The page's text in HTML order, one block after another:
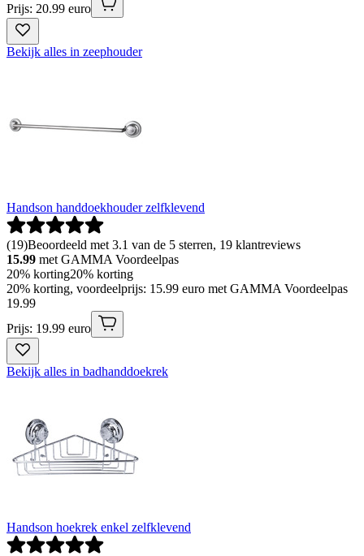
Prijs: 20.99 euro
Bekijk alles in zeephouder
Handson handdoekhouder zelfklevend
(19)Beoordeeld met 3.1 van de 5 sterren, 19 klantreviews
15.99 met GAMMA Voordeelpas
20% korting20% korting
20% korting, voordeelprijs: 15.99 euro met GAMMA Voordeelpas
19.99
Prijs: 19.99 euro
Bekijk alles in badhanddoekrek
Handson hoekrek enkel zelfklevend